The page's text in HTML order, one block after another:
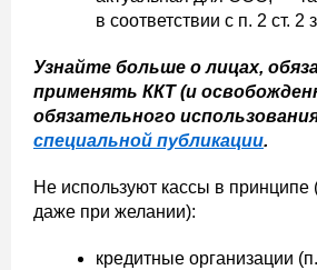
в соответствии с п. 2 ст.
Узнайте больше о лицах,
применять ККТ (и
обязательного использования
специальной публикации.
Не используют кассы в принципе
даже при желании):
кредитные организации